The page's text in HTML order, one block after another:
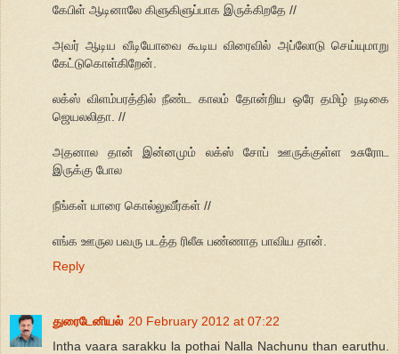
கேபிள் ஆடினாலே கிளுகிளுப்பாக இருக்கிறதே //
அவர் ஆடிய வீடியோவை கூடிய விரைவில் அப்லோடு செய்யுமாறு
கேட்டுகொள்கிறேன்.
லக்ஸ் விளம்பரத்தில் நீண்ட காலம் தோன்றிய ஒரே தமிழ் நடிகை
ஜெயலலிதா. //
அதனால தான் இன்னமும் லக்ஸ் சோப் ஊருக்குள்ள உசுரோட
இருக்கு போல
நீங்கள் யாரை கொல்லுவீர்கள் //
எங்க ஊருல பவரு படத்த ரிலீசு பண்ணாத பாவிய தான்.
Reply
துரைடேனியல் 20 February 2012 at 07:22
Intha vaara sarakku la pothai Nalla Nachunu than earuthu.